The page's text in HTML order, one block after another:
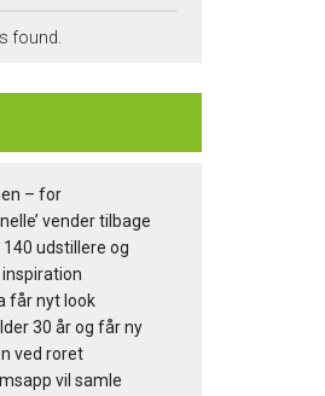
found.
– for
vender tilbage
udstillere og
får nyt look
30 år og får ny
ved roret
vil samle